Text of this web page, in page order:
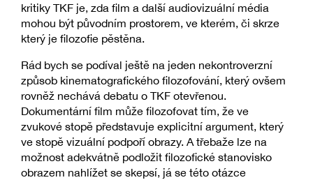
kritiky TKF je, zda film a další audiovizuální média
mohou být původním prostorem, ve kterém, či skrze
který je filozofie pěstěna.
Rád bych se podíval ještě na jeden nekontroverzní
způsob kinematografického filozofování, který ovšem
rovněž nechává debatu o TKF otevřenou.
Dokumentární film může filozofovat tím, že ve
zvukové stopě představuje explicitní argument, který
ve stopě vizuální podpoří obrazy. A třebaže lze na
možnost adekvátně podložit filozofické stanovisko
obrazem nahlížet se skepsí, já se této otázce